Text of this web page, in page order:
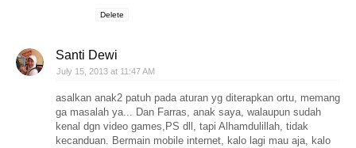
Delete
Santi Dewi
July 15, 2013 at 11:47 AM
asalkan anak2 patuh pada aturan yg diterapkan ortu, memang
ga masalah ya... Dan Farras, anak saya, walaupun sudah
kenal dgn video games,PS dll, tapi Alhamdulillah, tidak
kecanduan. Bermain mobile internet, kalo lagi mau aja, kalo